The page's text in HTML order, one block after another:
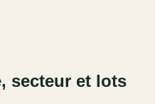
secteur et lots